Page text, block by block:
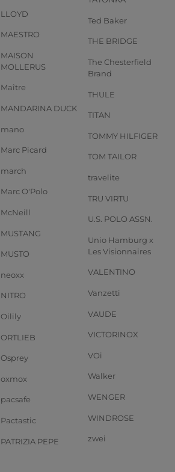
LLOYD
MAESTRO
MAISON
MOLLERUS
Maître
MANDARINA DUCK
mano
Marc Picard
march
Marc O'Polo
McNeill
MUSTANG
MUSTO
neoxx
NITRO
Oilily
ORTLIEB
Osprey
oxmox
pacsafe
Pactastic
PATRIZIA PEPE
Ted Baker
THE BRIDGE
The Chesterfield
Brand
THULE
TITAN
TOMMY HILFIGER
TOM TAILOR
travelite
TRU VIRTU
U.S. POLO ASSN.
Unio Hamburg x
Les Visionnaires
VALENTINO
Vanzetti
VAUDE
VICTORINOX
VOi
Walker
WENGER
WINDROSE
zwei